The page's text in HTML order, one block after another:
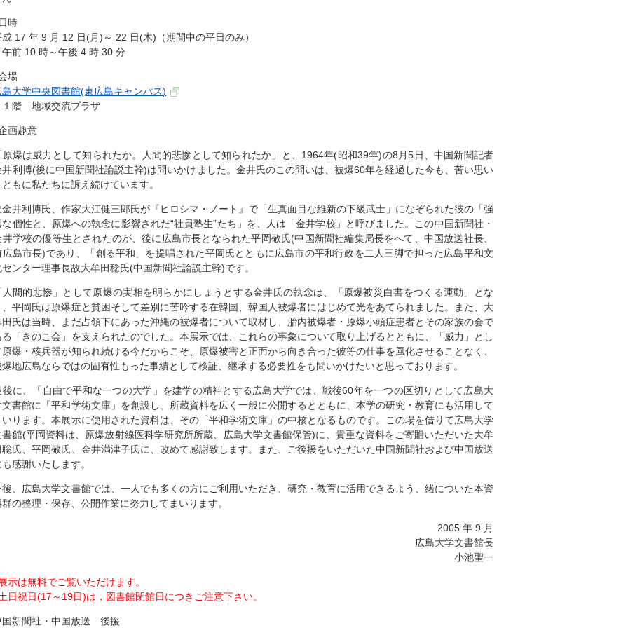
時
成 17 年 9 月 12 日(月)～ 22 日(木)（期間中の平日のみ）
前 10 時～午後 4 時 30 分
場
島大学中央図書館(東広島キャンパス)
階 地域交流プラザ
画趣意
原爆は威力として知られたか。人間的悲惨として知られたか」と、1964年(昭和39年)の8月5日、中国新聞記者
井利博(後に中国新聞社論説主幹)は問いかけました。金井氏のこの問いは、被爆60年を経過した今も、苦い思い
ともに私たちに訴え続けています。
金井利博氏、作家大江健三郎氏が『ヒロシマ・ノート』で「生真面目な維新の下級武士」になぞられた彼の「強
な個性と、原爆への執念に影響された“社員塾生”たち」を、人は「金井学校」と呼びました。この中国新聞社・
井学校の優等生とされたのが、後に広島市長となられた平岡敬氏(中国新聞社編集局長をへて、中国放送社長、
広島市長)であり、「創る平和」を提唱された平岡氏とともに広島市の平和行政を二人三脚で担った広島平和文
センター理事長故大牟田稔氏(中国新聞社論説主幹)です。
人間的悲惨」として原爆の実相を明らかにしょうとする金井氏の執念は、「原爆被災白書をつくる運動」とな
、平岡氏は原爆症と貧困そして差別に苦吟する在韓国、韓国人被爆者にはじめて光をあてられました。また、大
田氏は当時、まだ占領下にあった沖縄の被爆者について取材し、胎内被爆者・原爆小頭症患者とその家族の会で
る「きのこ会」を支えられたのでした。本展示では、これらの事象について取り上げるとともに、「威力」とし
原爆・核兵器が知られ続ける今だからこそ、原爆被害と正面から向き合った彼等の仕事を風化させることなく、
爆地広島ならではの固有性もった事績として検証、継承する必要性をも問いかけたいと思っております。
後に、「自由で平和な一つの大学」を建学の精神とする広島大学では、戦後60年を一つの区切りとして広島大
文書館に「平和学術文庫」を創設し、所蔵資料を広く一般に公開するとともに、本学の研究・教育にも活用して
いります。本展示に使用された資料は、その「平和学術文庫」の中核となるものです。この場を借りて広島大学
書館(平岡資料は、原爆放射線医科学研究所所蔵、広島大学文書館保管)に、貴重な資料をご寄贈いただいた大牟
聡氏、平岡敬氏、金井満津子氏に、改めて感謝致します。また、ご後援をいただいた中国新聞社および中国放送
も感謝いたします。
後、広島大学文書館では、一人でも多くの方にご利用いただき、研究・教育に活用できるよう、緒についた本資
群の整理・保存、公開作業に努力してまいります。
2005 年 9 月
広島大学文書館長
小池聖一
示は無料でご覧いただけます。
日祝日(17～19日)は，図書館閉館日につきご注意下さい。
国新聞社・中国放送 後援